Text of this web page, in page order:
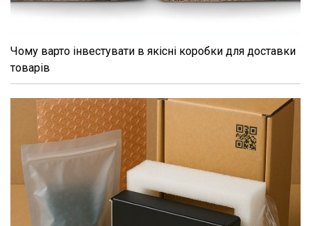
Чому варто інвестувати в якісні коробки для доставки
товарів